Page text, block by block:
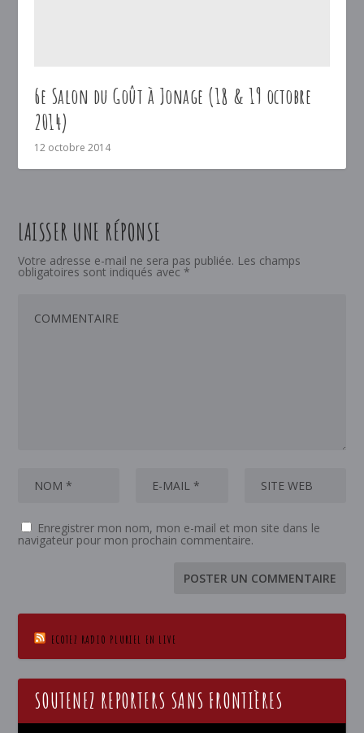
6e Salon du Goût à Jonage (18 & 19 octobre
2014)
12 octobre 2014
LAISSER UNE RÉPONSE
Votre adresse e-mail ne sera pas publiée. Les champs
obligatoires sont indiqués avec *
Enregistrer mon nom, mon e-mail et mon site dans le
navigateur pour mon prochain commentaire.
ECOTEZ RADIO PLURIEL EN LIVE
SOUTENEZ REPORTERS SANS FRONTIÈRES